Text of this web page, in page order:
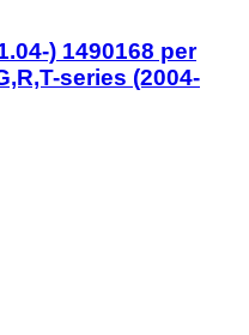
) 1490168 per
series (2004-